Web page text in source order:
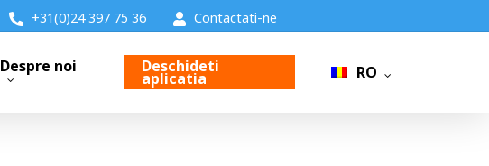
+31(0)24 397 75 36 Contactati-ne
Despre noi Deschideti
aplicatia RO